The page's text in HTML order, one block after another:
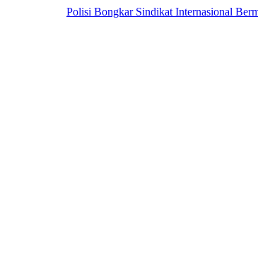
Polisi Bongkar Sindikat Internasional Bermodus